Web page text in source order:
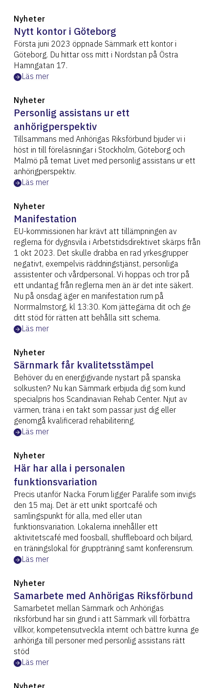
Nyheter
Nytt kontor i Göteborg
Första juni 2023 öppnade Särnmark ett kontor i
Göteborg. Du hittar oss mitt i Nordstan på Östra
Hamngatan 17.
Läs mer
Nyheter
Personlig assistans ur ett
anhörigperspektiv
Tillsammans med Anhörigas Riksförbund bjuder vi i
höst in till föreläsningar i Stockholm, Göteborg och
Malmö på temat Livet med personlig assistans ur ett
anhörigperspektiv.
Läs mer
Nyheter
Manifestation
EU-kommissionen har krävt att tillämpningen av
reglerna för dygnsvila i Arbetstidsdirektivet skärps från
1 okt 2023. Det skulle drabba en rad yrkesgrupper
negativt, exempelvis räddningstjänst, personliga
assistenter och vårdpersonal. Vi hoppas och tror på
ett undantag från reglerna men än är det inte säkert.
Nu på onsdag äger en manifestation rum på
Norrmalmstorg, kl 13:30. Kom jättegärna dit och ge
ditt stöd för rätten att behålla sitt schema.
Läs mer
Nyheter
Särnmark får kvalitetsstämpel
Behöver du en energigivande nystart på spanska
solkusten? Nu kan Särnmark erbjuda dig som kund
specialpris hos Scandinavian Rehab Center. Njut av
värmen, träna i en takt som passar just dig eller
genomgå kvalificerad rehabilitering.
Läs mer
Nyheter
Här har alla i personalen
funktionsvariation
Precis utanför Nacka Forum ligger Paralife som invigs
den 15 maj. Det är ett unikt sportcafé och
samlingspunkt för alla, med eller utan
funktionsvariation. Lokalerna innehåller ett
aktivitetscafé med foosball, shuffleboard och biljard,
en träningslokal för gruppträning samt konferensrum.
Läs mer
Nyheter
Samarbete med Anhörigas Riksförbund
Samarbetet mellan Särnmark och Anhörigas
riksförbund har sin grund i att Särnmark vill förbättra
villkor, kompetensutveckla internt och bättre kunna ge
anhöriga till personer med personlig assistans rätt
stöd
Läs mer
Nyheter